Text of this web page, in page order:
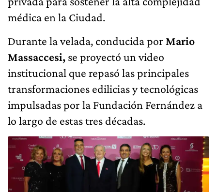
médica en la Ciudad.
Durante la velada, conducida por Mario
Massaccesi, se proyectó un video
institucional que repasó las principales
transformaciones edilicias y tecnológicas
impulsadas por la Fundación Fernández a
lo largo de estas tres décadas.